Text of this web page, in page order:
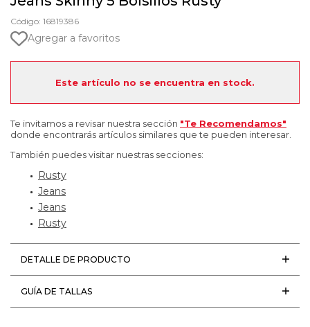
Código: 16819386
Agregar a favoritos
Este artículo no se encuentra en stock.
Te invitamos a revisar nuestra sección "Te Recomendamos"
donde encontrarás artículos similares que te pueden interesar.
También puedes visitar nuestras secciones:
Rusty
Jeans
Jeans
Rusty
DETALLE DE PRODUCTO
GUÍA DE TALLAS